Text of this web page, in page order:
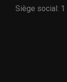
Siège social: 1